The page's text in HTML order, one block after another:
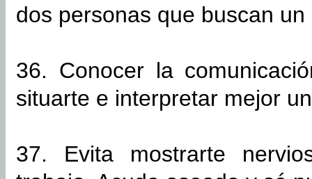
dos personas que buscan
36. Conocer la
situarte e interpretar mejor
37. Evita mostrarte